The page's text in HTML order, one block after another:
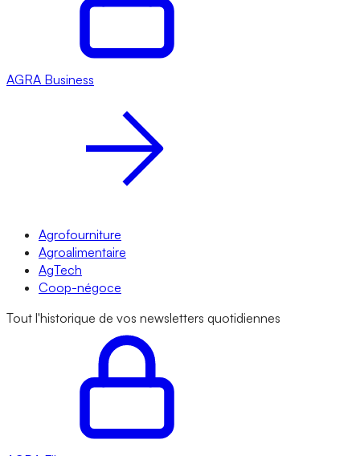
AGRA Business
Agrofourniture
Agroalimentaire
AgTech
Coop-négoce
Tout l'historique de vos newsletters quotidiennes